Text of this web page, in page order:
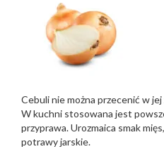
Cebuli nie można przecenić w
W kuchni stosowana jest
przyprawa. Urozmaica smak
potrawy jarskie.